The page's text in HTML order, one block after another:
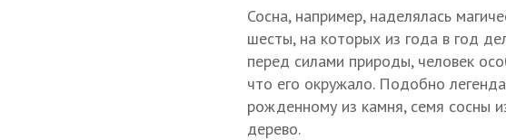
Сосна, например, наделялась
шесты, на которых из года в год
перед силами природы, человек
что его окружало. Подобно
рожденному из камня, семя сосны
дерево.